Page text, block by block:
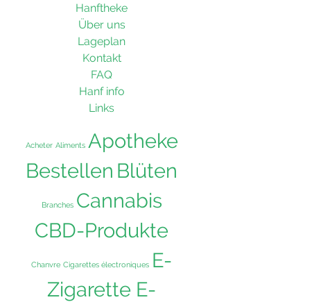
Hanftheke
Über uns
Lageplan
Kontakt
FAQ
Hanf info
Links
Acheter Aliments Apotheke
Bestellen Blüten
Branches Cannabis
CBD-Produkte
Chanvre Cigarettes électroniques E-
Zigarette E-